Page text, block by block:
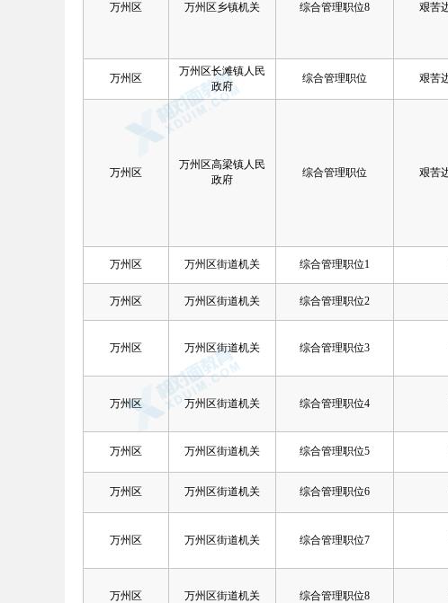
万州区 万州区乡镇机关 综合管理职位8 艰苦
万州区
万州区长滩镇人民
政府
综合管理职位 艰苦
万州区
万州区高梁镇人民
政府
综合管理职位 艰苦
万州区 万州区街道机关 综合管理职位1
万州区 万州区街道机关 综合管理职位2
万州区 万州区街道机关 综合管理职位3
万州区 万州区街道机关 综合管理职位4
万州区 万州区街道机关 综合管理职位5
万州区 万州区街道机关 综合管理职位6
万州区 万州区街道机关 综合管理职位7
万州区 万州区街道机关 综合管理职位8